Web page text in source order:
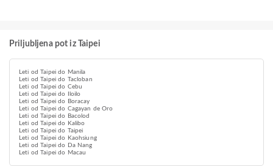
Priljubljena pot iz Taipei
Leti od Taipei do Manila
Leti od Taipei do Tacloban
Leti od Taipei do Cebu
Leti od Taipei do Iloilo
Leti od Taipei do Boracay
Leti od Taipei do Cagayan de Oro
Leti od Taipei do Bacolod
Leti od Taipei do Kalibo
Leti od Taipei do Taipei
Leti od Taipei do Kaohsiung
Leti od Taipei do Da Nang
Leti od Taipei do Macau